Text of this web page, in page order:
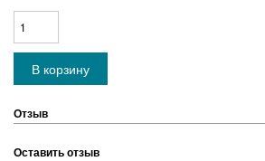
Отзыв
Оставить отзыв